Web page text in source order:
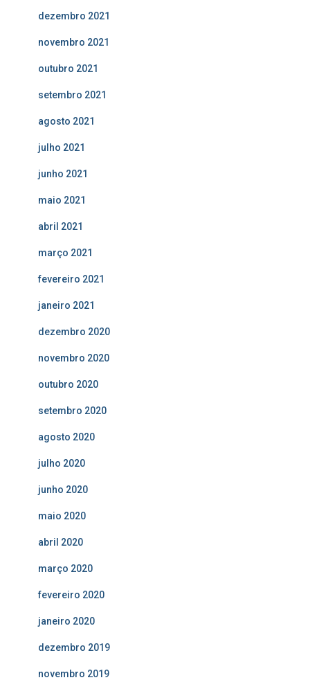
dezembro 2021
novembro 2021
outubro 2021
setembro 2021
agosto 2021
julho 2021
junho 2021
maio 2021
abril 2021
março 2021
fevereiro 2021
janeiro 2021
dezembro 2020
novembro 2020
outubro 2020
setembro 2020
agosto 2020
julho 2020
junho 2020
maio 2020
abril 2020
março 2020
fevereiro 2020
janeiro 2020
dezembro 2019
novembro 2019